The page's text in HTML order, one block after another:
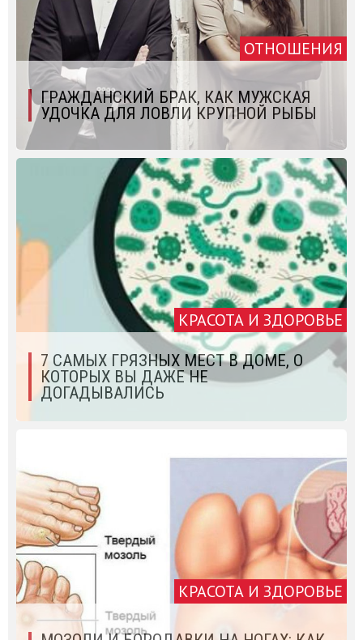
ОТНОШЕНИЯ
ГРАЖДАНСКИЙ БРАК, КАК МУЖСКАЯ
УДОЧКА ДЛЯ ЛОВЛИ КРУПНОЙ РЫБЫ
КРАСОТА И ЗДОРОВЬЕ
7 САМЫХ ГРЯЗНЫХ МЕСТ В ДОМЕ, О
КОТОРЫХ ВЫ ДАЖЕ НЕ
ДОГАДЫВАЛИСЬ
КРАСОТА И ЗДОРОВЬЕ